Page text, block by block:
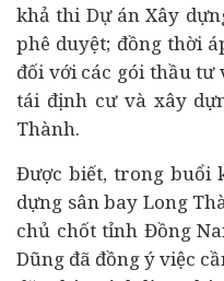
khả thi Dự án Xây
phê duyệt; đồng thời
đối với các gói thầu tư
tái định cư và xây
Thành.
Được biết, trong buổi
dựng sân bay Long
chủ chốt tỉnh Đồng
Dũng đã đồng ý việc